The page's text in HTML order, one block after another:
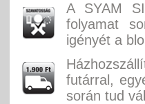
A SYAM
folyamat
igényét a
futárral,
során tud